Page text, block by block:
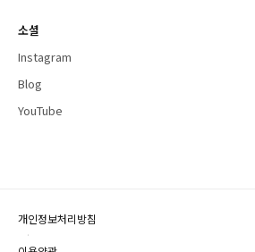
소셜
Instagram
Blog
YouTube
개인정보처리방침
·